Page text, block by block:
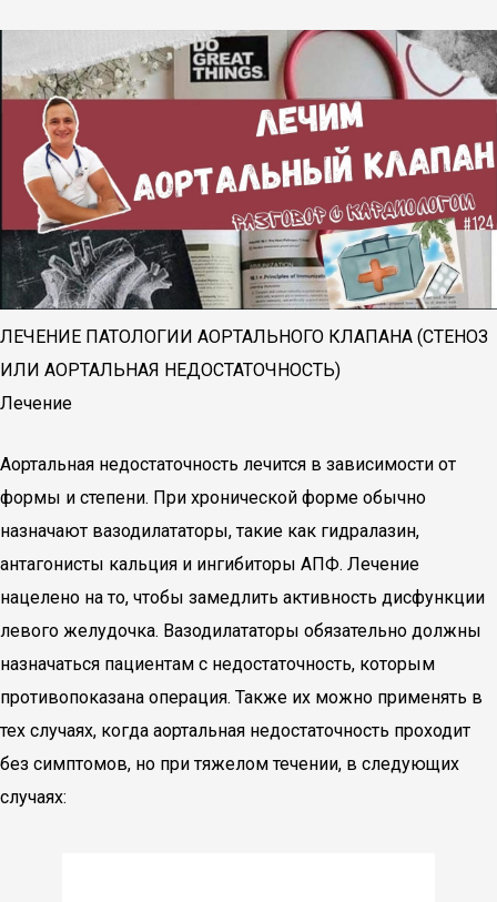
ЛЕЧЕНИЕ ПАТОЛОГИИ АОРТАЛЬНОГО КЛАПАНА (СТЕНОЗ
ИЛИ АОРТАЛЬНАЯ НЕДОСТАТОЧНОСТЬ)
Лечение
Аортальная недостаточность лечится в зависимости от
формы и степени. При хронической форме обычно
назначают вазодилататоры, такие как гидралазин,
антагонисты кальция и ингибиторы АПФ. Лечение
нацелено на то, чтобы замедлить активность дисфункции
левого желудочка. Вазодилататоры обязательно должны
назначаться пациентам с недостаточность, которым
противопоказана операция. Также их можно применять в
тех случаях, когда аортальная недостаточность проходит
без симптомов, но при тяжелом течении, в следующих
случаях: